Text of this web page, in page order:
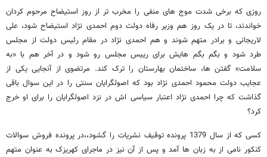
روزی که برخی شدت موج های منفی را مخرب تر از روز استیضاح مرحوم کردان
خواندند، تا در یک روز هم وزیر رفاه دولت دوم احمدی نژاد استیضاح شود، علی
لاریجانی و برادر متهم شوند و هم احمدی نژاد در مقام رئیس دولت از مجلس
طرد شود و بگم بگم هایش برای رییس مجلس رو شود و در آخر هم با «به
سلامت» گفتن ها، ساختمان بهارستان را ترک کند. مرتضوی از آنجایی یکی از
عجایب دولت محمود احمدی نژاد بود که اصولگرایان سنتی را در این سوال باقی
گذاشت که چرا احمدی نژاد اعتبار سیاسی اش در نزد اصولگرایان را برای او خرج
کرد؟
کسی که از سال 1379 پرونده توقیف نشریات را گشود،،در پرونده فروش سوالات
کنکور نامی از به زبان ها آمد و پس از آن نیز در ماجرای کهریزک به عنوان متهم